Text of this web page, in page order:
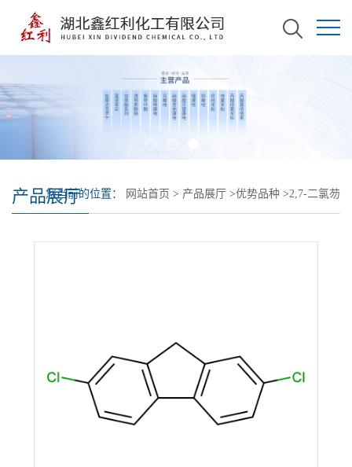
产品展厅您当前的位置： 网站首页 > 产品展厅 >优势品种 >2,7-二氯芴